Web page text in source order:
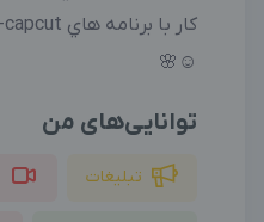
كار با برنامه هاي vn-vllo-capcutو …
☺️🌸
توانایی‌های من
تبلیغات